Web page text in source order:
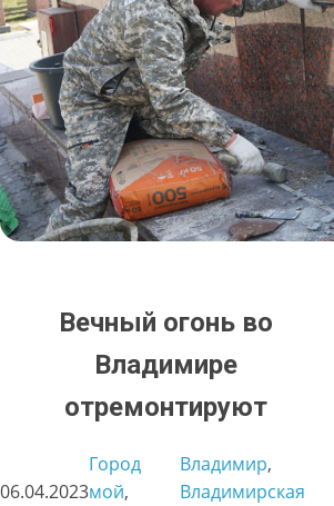
Вечный огонь во
Владимире
отремонтируют
06.04.2023
Город
мой
Владимир
Владимирская